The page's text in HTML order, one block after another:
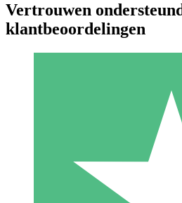
Individuele
Betaal per gebruik met
Vertrouwen
klantbeoordelingen